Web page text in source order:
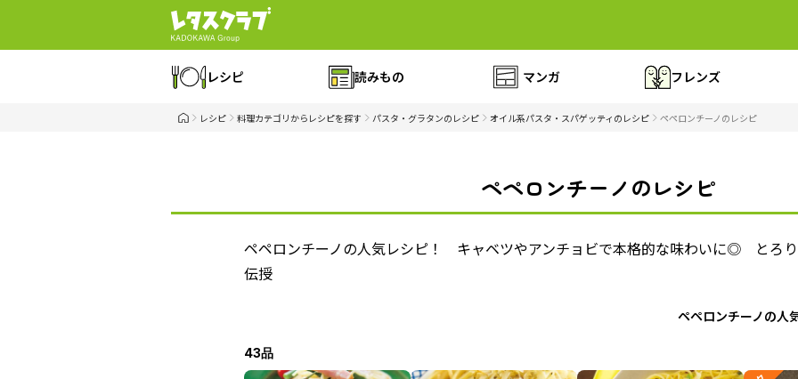
レシピ 読みもの マンガ フレンズ
レシピ 料理カテゴリからレシピを探す パスタ・グラタンのレシピ オイル系パスタ・スパゲッティのレシピ ペペロンチーノのレシピ
ペペロンチーノのレシピ
ペペロンチーノの人気レシピ！ キャベツやアンチョビで本格的な味わいに◎ とろ
伝授
ペペロンチーノの人
43品